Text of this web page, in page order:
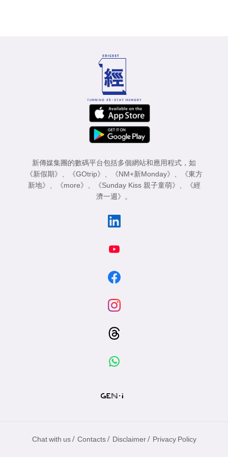
新傳媒集團的數碼平台包括多個網站和應用程式，如
《新假期》
《GOtrip》 《NM+新Monday》
《東方
新地》
《more》 《Sunday Kiss 親子童萌》
《經
濟一週》
。
Chat with us / Contacts / Disclaimer / Privacy Policy